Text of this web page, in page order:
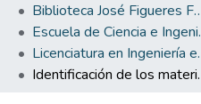
Biblioteca
Escuela
Identificación de los materiales que forman las